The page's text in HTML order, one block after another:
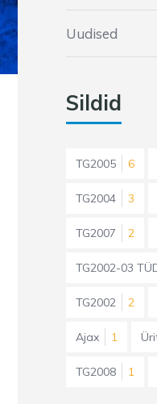
Uudised
Sildid
TG2005 6
TG2004 3
TG2007 2
TG2002-03
TG2002 2
Ajax 1
TG2008 1